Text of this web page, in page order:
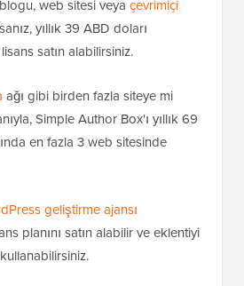
web sitesi veya çevrimiçi
yıllık 39 ABD doları
satın alabilirsiniz.
ağı gibi birden fazla siteye mi
Simple Author Box'ı yıllık 69
en fazla 3 web sitesinde
geliştirme ajansı
planını satın alabilir ve eklentiyi